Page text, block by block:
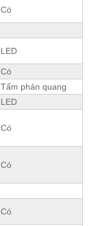
Có
LED
Có
Tấm phản quang
LED
Có
Có
Có